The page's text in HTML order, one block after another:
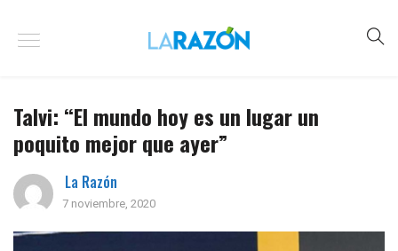
Talvi: “El mundo hoy es un lugar un
poquito mejor que ayer”
La Razón
7 noviembre, 2020